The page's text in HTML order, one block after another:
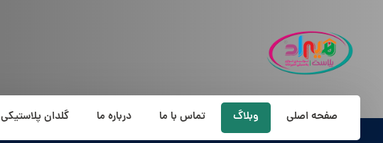
صفحه اصلی وبلاگ تماس با ما درباره ما گلدان پلاستیکی